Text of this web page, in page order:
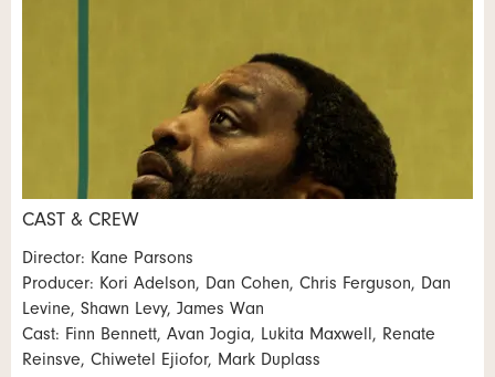
Nachricht
* Eingabe erforderlich
guidle übermittelt.
NACHRICHT SENDEN
Schliessen
CAST & CREW
Director: Kane Parsons
Producer: Kori Adelson, Dan Cohen, Chris Ferguson, Dan
Levine, Shawn Levy, James Wan
Cast: Finn Bennett, Avan Jogia, Lukita Maxwell, Renate
Reinsve, Chiwetel Ejiofor, Mark Duplass